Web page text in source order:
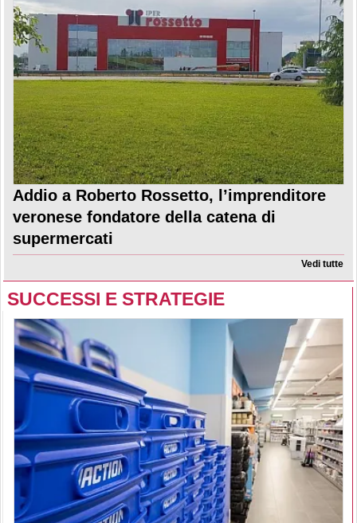
Addio a Roberto Rossetto, l’imprenditore
veronese fondatore della catena di
supermercati
Vedi tutte
SUCCESSI E STRATEGIE